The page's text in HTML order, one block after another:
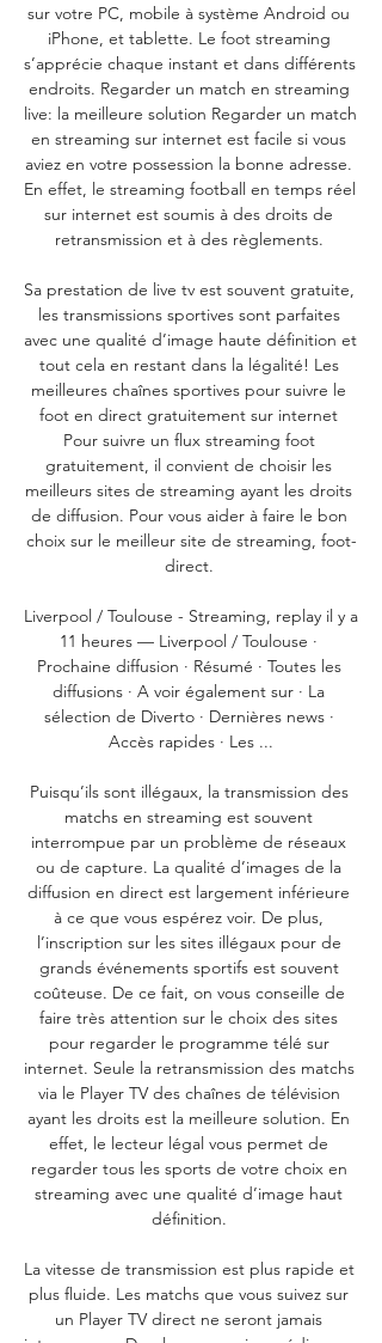
sur votre PC, mobile à système Android ou
iPhone, et tablette. Le foot streaming
s’apprécie chaque instant et dans différents
endroits. Regarder un match en streaming
live: la meilleure solution Regarder un match
en streaming sur internet est facile si vous
aviez en votre possession la bonne adresse.
En effet, le streaming football en temps réel
sur internet est soumis à des droits de
retransmission et à des règlements.
Sa prestation de live tv est souvent gratuite,
les transmissions sportives sont parfaites
avec une qualité d’image haute définition et
tout cela en restant dans la légalité! Les
meilleures chaînes sportives pour suivre le
foot en direct gratuitement sur internet
Pour suivre un flux streaming foot
gratuitement, il convient de choisir les
meilleurs sites de streaming ayant les droits
de diffusion. Pour vous aider à faire le bon
choix sur le meilleur site de streaming, foot-
direct.
Liverpool / Toulouse - Streaming, replay il y a
11 heures — Liverpool / Toulouse ·
Prochaine diffusion · Résumé · Toutes les
diffusions · A voir également sur · La
sélection de Diverto · Dernières news ·
Accès rapides · Les ...
Puisqu’ils sont illégaux, la transmission des
matchs en streaming est souvent
interrompue par un problème de réseaux
ou de capture. La qualité d’images de la
diffusion en direct est largement inférieure
à ce que vous espérez voir. De plus,
l’inscription sur les sites illégaux pour de
grands événements sportifs est souvent
coûteuse. De ce fait, on vous conseille de
faire très attention sur le choix des sites
pour regarder le programme télé sur
internet. Seule la retransmission des matchs
via le Player TV des chaînes de télévision
ayant les droits est la meilleure solution. En
effet, le lecteur légal vous permet de
regarder tous les sports de votre choix en
streaming avec une qualité d’image haut
définition.
La vitesse de transmission est plus rapide et
plus fluide. Les matchs que vous suivez sur
un Player TV direct ne seront jamais